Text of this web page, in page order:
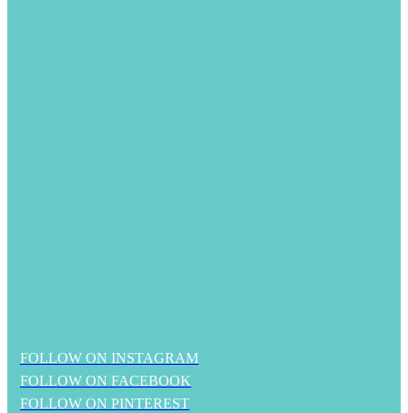
FOLLOW ON INSTAGRAM
FOLLOW ON FACEBOOK
FOLLOW ON PINTEREST